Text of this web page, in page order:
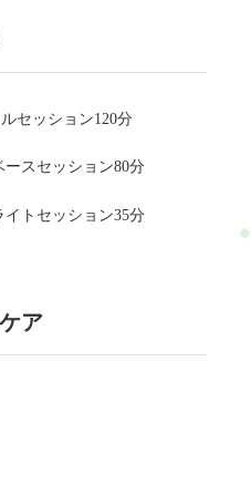
セッション120分
スセッション80分
トセッション35分
ア